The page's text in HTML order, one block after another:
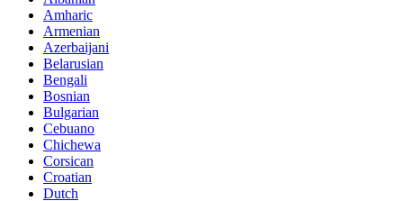
Amharic
Armenian
Azerbaijani
Belarusian
Bengali
Bosnian
Bulgarian
Cebuano
Chichewa
Corsican
Croatian
Dutch